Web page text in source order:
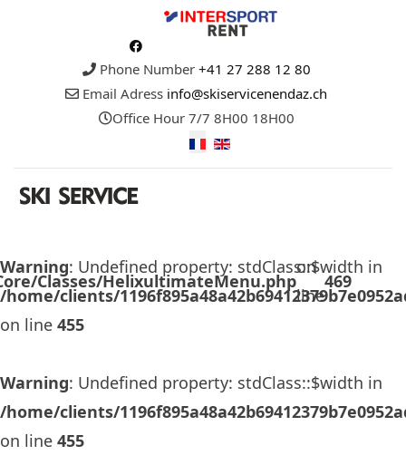
Phone Number +41 27 288 12 80
Email Adress info@skiservicenendaz.ch
Office Hour7/7 8H00 18H00
Classes/HelixultimateMenu.php
on
line
469
Warning: Undefined property: stdClass::$width in
/home/clients/
on line 455
Warning: Undefined property: stdClass::$width in
/home/clients/
on line 455